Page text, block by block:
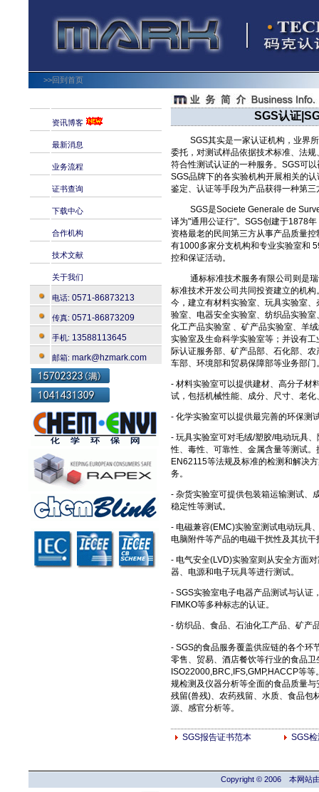
>>回到首页
资讯博客
最新消息
业务流程
证书查询
下载中心
合作机构
技术文献
关于我们
电话: 0571-86873213
传真: 0571-86873209
手机: 13588113645
邮箱: mark@hzmark.com
SGS认证
SGS其实是一家认证机构，业界所
委托，对测试样品依据技术标准、法
符合性测试认证的一种服务。SGS可
SGS品牌下的各实验机构开展相关的
鉴定、认证等手段为产品获得一种第三
SGS是Societe Generale de
译为"通用公证行"。SGS创建于1878
资格最老的民间第三方从事产品质量
有1000多家分支机构和专业实验室和
控和保证活动。
通标标准技术服务有限公司则是瑞
标准技术开发公司共同投资建立的机
今，建立有材料实验室、玩具实验室
验室、电器安全实验室、纺织品实验
化工产品实验室 、矿产品实验室、羊
实验室及生命科学实验室等；并设有
际认证服务部、矿产品部、石化部、
车部、环境部和贸易保障部等业务部门
- 材料实验室可以提供建材、高分子材
试，包括机械性能、成分、尺寸、老
- 化学实验室可以提供最完善的环保测
- 玩具实验室可对毛绒/塑胶/电动玩具
性、毒性、可靠性、金属含量等测试
EN62115等法规及标准的检测和解决
务。
- 杂货实验室可提供包装箱运输测试、
稳定性等测试。
- 电磁兼容(EMC)实验室测试电动玩具
电脑附件等产品的电磁干扰性及其抗干
- 电气安全(LVD)实验室则从安全方面
器、电源和电子玩具等进行测试。
- SGS实验室电子电器产品测试与认证
FIMKO等多种标志的认证。
- 纺织品、食品、石油化工产品、矿产
- SGS的食品服务覆盖供应链的各个环
零售、贸易、酒店餐饮等行业的食品
ISO22000,BRC,IFS,GMP,HACCP等
规检测及仪器分析等全面的食品质量
残留(兽残)、农药残留、水质、食品包
源、感官分析等。
SGS报告证书范本 SGS
Copyright © 2006 本网站